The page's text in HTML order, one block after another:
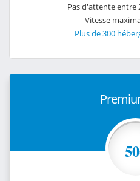
Pas d'attente entre
Vitesse
Plus de 300